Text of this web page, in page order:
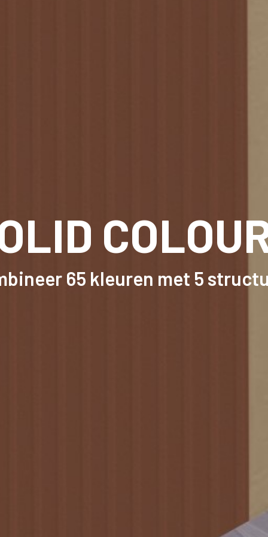
65 kleuren met 5